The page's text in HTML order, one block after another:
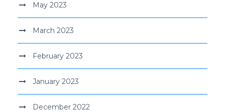
May 2023
March 2023
February 2023
January 2023
December 2022